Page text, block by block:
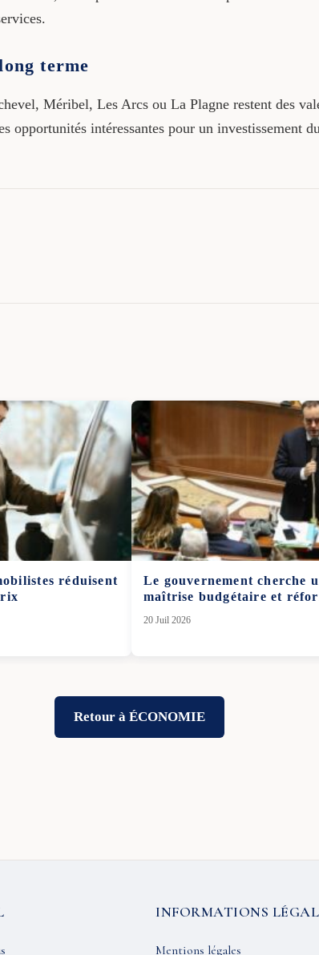
terme
Méribel, Les Arcs ou La Plagne restent des
opportunités intéressantes pour un investissement
réduisent
Le gouvernement cherche
maîtrise budgétaire et
20 Juil 2026
Retour à ÉCONOMIE
INFORMATIONS
Mentions légales